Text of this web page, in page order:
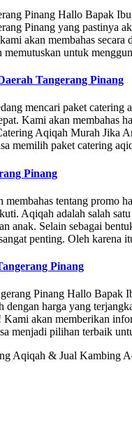
Pinang Hallo Bapak
Pinang yang pastinya
akan membahas secara
memutuskan untuk
Tangerang Pinang
mencari paket catering
Kami akan membahas
Aqiqah Murah Jika
memilih paket catering
Pinang
tentang promo
Aqiqah adalah salah
anak. Selain sebagai
penting. Oleh karena
Pinang
Pinang Hallo Bapak
dengan harga yang
akan memberikan
menjadi pilihan terbaik
Aqiqah & Jual Kambing